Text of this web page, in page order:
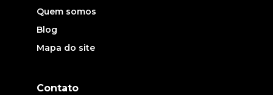
Quem somos
Blog
Mapa do site
Contato